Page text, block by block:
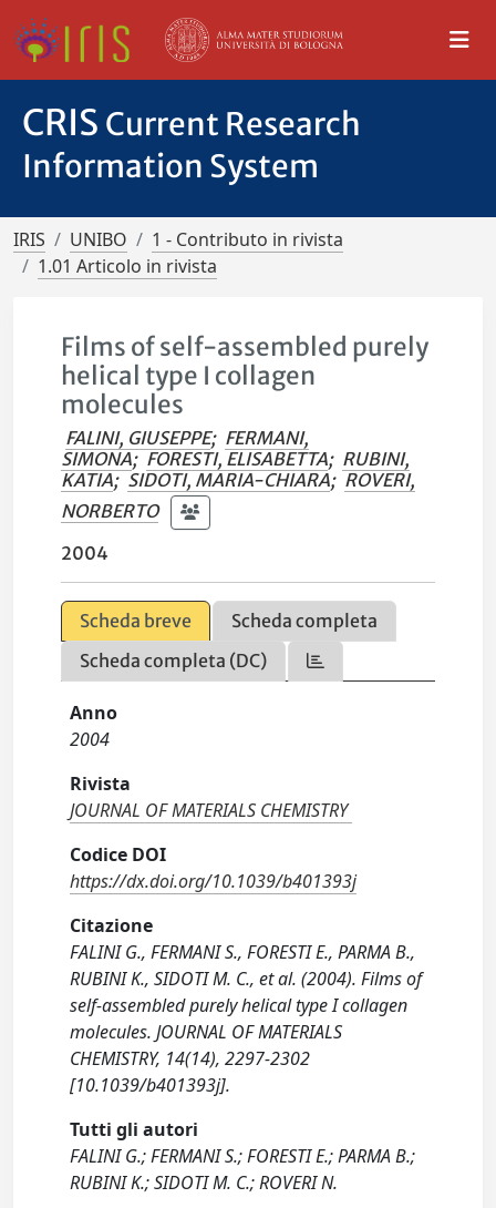
CRIS Current Research
Information System
IRIS UNIBO
1 - Contributo in rivista
1.01 Articolo in rivista
Films of self-assembled purely
helical type I collagen
molecules
FALINI, GIUSEPPE; FERMANI,
SIMONA; FORESTI, ELISABETTA; RUBINI,
KATIA; SIDOTI, MARIA-CHIARA; ROVERI,
NORBERTO
2004
Scheda breve
Scheda completa
Scheda completa (DC)
Anno
2004
Rivista
JOURNAL OF MATERIALS CHEMISTRY
Codice DOI
https://dx.doi.org/10.1039/b401393j
Citazione
FALINI G., FERMANI S., FORESTI E., PARMA B.,
RUBINI K., SIDOTI M. C., et al. (2004). Films of
self-assembled purely helical type I collagen
molecules. JOURNAL OF MATERIALS
CHEMISTRY, 14(14), 2297-2302
[10.1039/b401393j].
Tutti gli autori
FALINI G.; FERMANI S.; FORESTI E.; PARMA B.;
RUBINI K.; SIDOTI M. C.; ROVERI N.